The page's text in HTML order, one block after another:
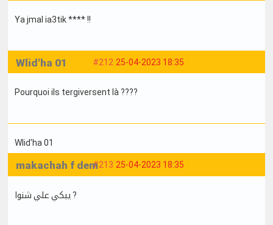
Ya jmal ia3tik **** !!
#212 25-04-2023 18:35
Wlid'ha 01
Pourquoi ils tergiversent là ????
Wlid'ha 01
#213 25-04-2023 18:35
makachah f dem
يبكي علي شنوا ?